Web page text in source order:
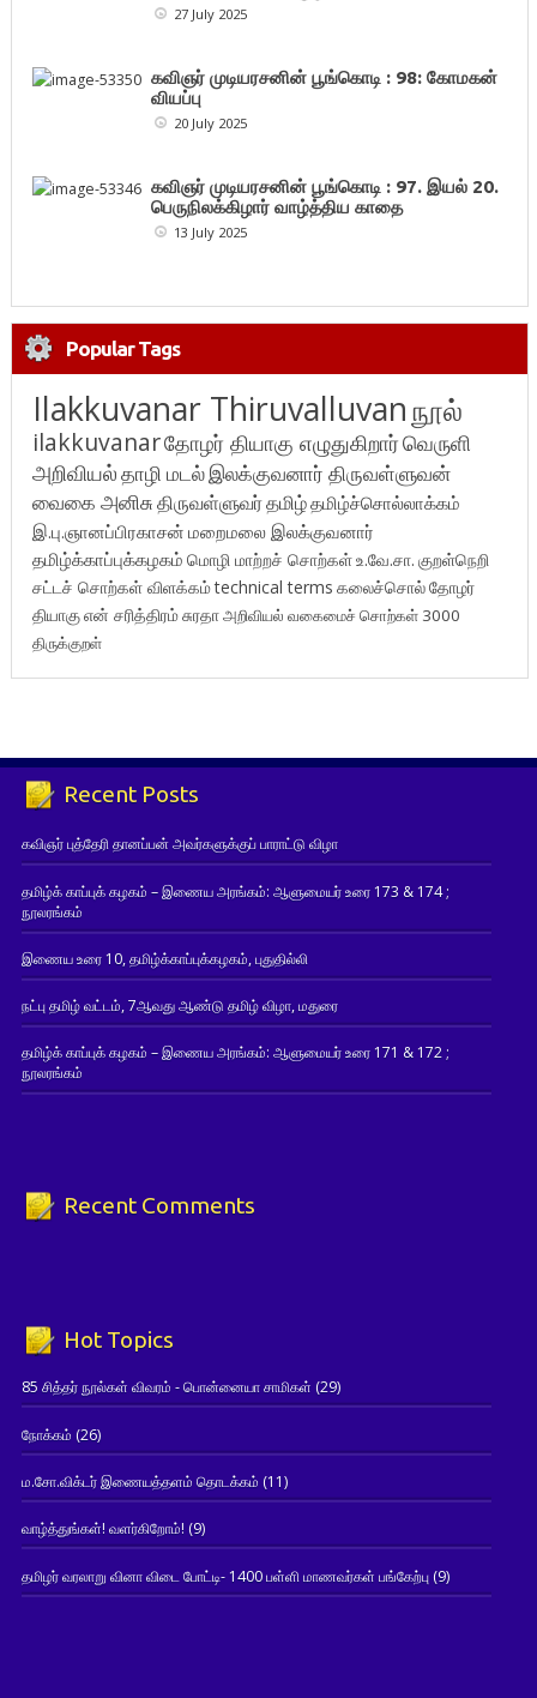
27 July 2025
கவிஞர் முடியரசனின் பூங்கொடி : 98: கோமகன்
வியப்பு
20 July 2025
கவிஞர் முடியரசனின் பூங்கொடி : 97. இயல் 20.
பெருநிலக்கிழார் வாழ்த்திய காதை
13 July 2025
Popular Tags
Ilakkuvanar Thiruvalluvanநூல்
ilakkuvanarதோழர் தியாகு எழுதுகிறார்வெருளி
அறிவியல்தாழி மடல்இலக்குவனார் திருவள்ளுவன்
வைகை அனிசுதிருவள்ளுவர்தமிழ்தமிழ்ச்சொல்லாக்கம்
இ.பு.ஞானப்பிரகாசன் மறைமலை இலக்குவனார்
தமிழ்க்காப்புக்கழகம் மொழி மாற்றச் சொற்கள்உ.வே.சா. குறள்நெறி
சட்டச் சொற்கள் விளக்கம்technical terms கலைச்சொல்தோழர்
தியாகுஎன் சரித்திரம்சுரதாஅறிவியல் வகைமைச் சொற்கள் 3000
திருக்குறள்
Recent Posts
கவிஞர் புத்தேரி தானப்பன் அவர்களுக்குப் பாராட்டு விழா
தமிழ்க் காப்புக் கழகம் – இணைய அரங்கம்: ஆளுமையர் உரை 173 & 174 ;
நூலரங்கம்
இணைய உரை 10, தமிழ்க்காப்புக்கழகம், புதுதில்லி
நட்பு தமிழ் வட்டம், 7ஆவது ஆண்டு தமிழ் விழா, மதுரை
தமிழ்க் காப்புக் கழகம் – இணைய அரங்கம்: ஆளுமையர் உரை 171 & 172 ;
நூலரங்கம்
Recent Comments
Hot Topics
85 சித்தர் நூல்கள் விவரம் - பொன்னையா சாமிகள் (29)
நோக்கம் (26)
ம.சோ.விக்டர் இணையத்தளம் தொடக்கம் (11)
வாழ்த்துங்கள்! வளர்கிறோம்! (9)
தமிழர் வரலாறு வினா விடை போட்டி- 1400 பள்ளி மாணவர்கள் பங்கேற்பு(9)